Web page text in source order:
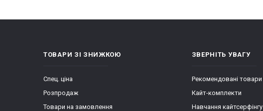
ТОВАРИ ЗІ ЗНИЖКОЮ
Спец. ціна
Розпродаж
Товари на замовлення
ЗВЕРНІТЬ УВАГУ
Рекомендовані товари
Кайт-комплекти
Навчання кайтсерфінгу